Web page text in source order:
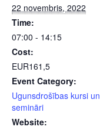
22 novembris, 2022
Time:
07:00 - 14:15
Cost:
EUR161,5
Event Category:
Ugunsdrošības kursi un
semināri
Website: